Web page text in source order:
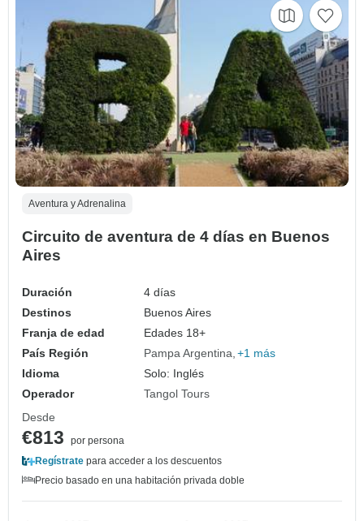
Aventura y Adrenalina
Circuito de aventura de 4 días en Buenos
Aires
Duración
4 días
Destinos
Buenos Aires
Franja de edad
Edades 18+
País Región
Pampa Argentina +1 más
Idioma
Solo: Inglés
Operador
Tangol Tours
Desde
€813
por persona
Regístrate para acceder a los descuentos
Precio basado en una habitación privada doble